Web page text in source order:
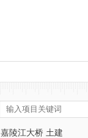
嘉陵江大桥 土建